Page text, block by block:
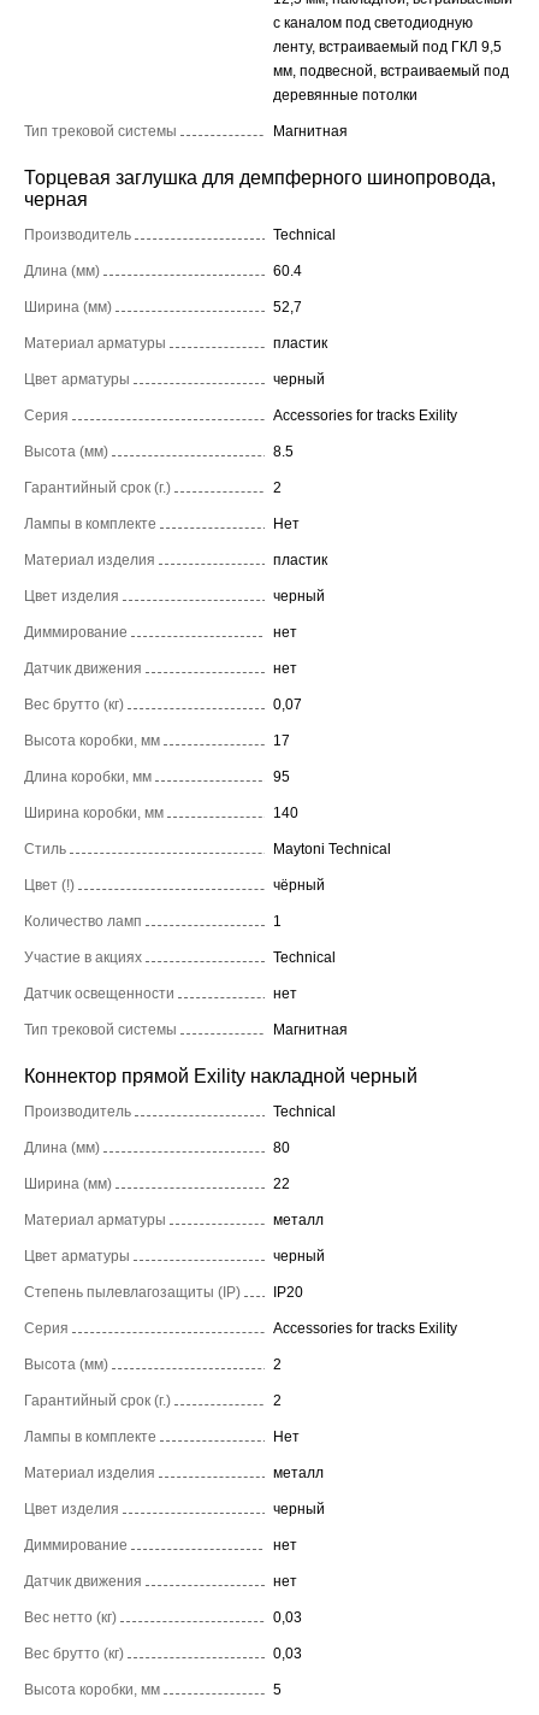
с каналом под светодиодную
ленту, встраиваемый под ГКЛ 9,5
мм, подвесной, встраиваемый под
деревянные потолки
Тип трековой системы Магнитная
Торцевая заглушка для демпферного шинопровода,
черная
Производитель Technical
Длина (мм) 60.4
Ширина (мм) 52,7
Материал арматуры пластик
Цвет арматуры черный
Серия Accessories for tracks Exility
Высота (мм) 8.5
Гарантийный срок (г.) 2
Лампы в комплекте Нет
Материал изделия пластик
Цвет изделия черный
Диммирование нет
Датчик движения нет
Вес брутто (кг) 0,07
Высота коробки, мм 17
Длина коробки, мм 95
Ширина коробки, мм 140
Стиль Maytoni Technical
Цвет (!) чёрный
Количество ламп 1
Участие в акциях Technical
Датчик освещенности нет
Тип трековой системы Магнитная
Коннектор прямой Exility накладной черный
Производитель Technical
Длина (мм) 80
Ширина (мм) 22
Материал арматуры металл
Цвет арматуры черный
Степень пылевлагозащиты (IP) IP20
Серия Accessories for tracks Exility
Высота (мм) 2
Гарантийный срок (г.) 2
Лампы в комплекте Нет
Материал изделия металл
Цвет изделия черный
Диммирование нет
Датчик движения нет
Вес нетто (кг) 0,03
Вес брутто (кг) 0,03
Высота коробки, мм 5